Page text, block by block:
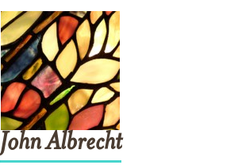
JohnAlbrecht